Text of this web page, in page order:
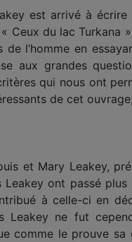
est arrivé à
Ceux du lac Turkana
l’homme en
aux grandes
qui nous ont
de cet
et Mary Leakey,
ont passé
à celle-ci en
Leakey ne fut
comme le prouve